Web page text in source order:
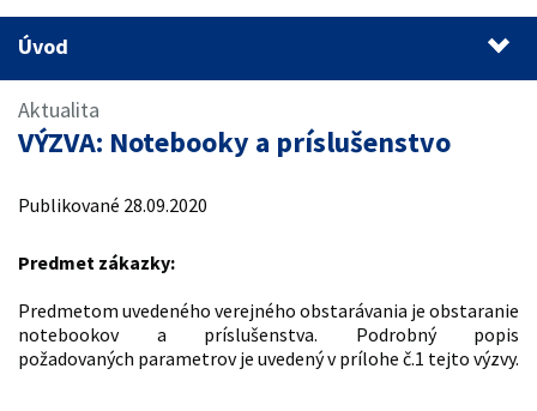
Úvod
Úvod
Aktualita
VÝZVA: Notebooky a príslušenstvo
Publikované 28.09.2020
Predmet zákazky:
Predmetom uvedeného verejného obstarávania je obstaranie
notebookov a príslušenstva. Podrobný popis
požadovaných parametrov je uvedený v prílohe č.1 tejto výzvy.